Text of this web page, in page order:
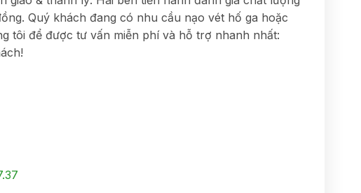
Quý khách đang có nhu cầu nạo vét hố ga hoặc
tôi để được tư vấn miễn phí và hỗ trợ nhanh nhất: